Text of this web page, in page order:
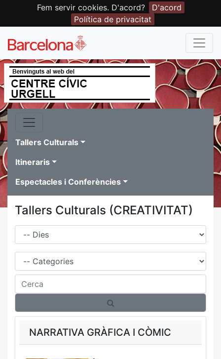
Fem servir cookies. D'acord?
D'acord
Política de privacitat
Tallers Culturals
Itineraris
Espectacles i Conferències
Tallers Culturals (CREATIVITAT)
Dies
Família
Cerca
NARRATIVA GRÀFICA I CÒMIC